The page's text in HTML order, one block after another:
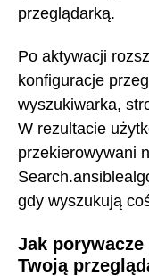
przeglądarką.
Po aktywacji
konfiguracje
wyszukiwarka,
W rezultacie
przekierowywani
gdy wyszukują
Jak
Twoją